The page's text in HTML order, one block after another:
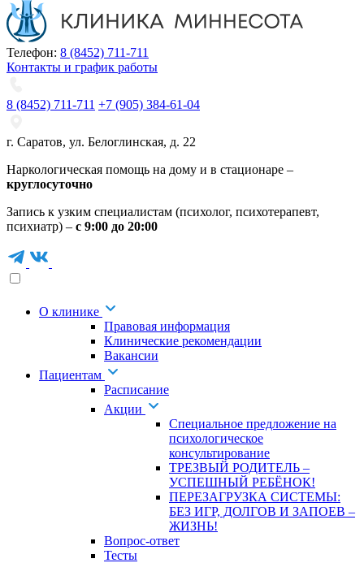
Телефон: 8 (8452) 711-711
Контакты и график работы
8 (8452) 711-711 +7 (905) 384-61-04
г. Саратов, ул. Белоглинская, д. 22
Наркологическая помощь на дому и в стационаре –
круглосуточно
Запись к узким специалистам (психолог, психотерапевт,
психиатр) – с 9:00 до 20:00
О клинике
Правовая информация
Клинические рекомендации
Вакансии
Пациентам
Расписание
Акции
Специальное предложение на
психологическое
консультирование
ТРЕЗВЫЙ РОДИТЕЛЬ –
УСПЕШНЫЙ РЕБЁНОК!
ПЕРЕЗАГРУЗКА СИСТЕМЫ:
БЕЗ ИГР, ДОЛГОВ И ЗАПОЕВ –
ЖИЗНЬ!
Вопрос-ответ
Тесты